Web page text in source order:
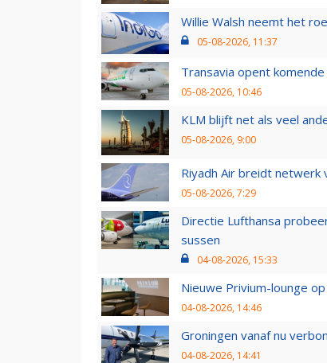
Willie Walsh neemt het
05-08-2026, 11:37
Transavia opent
05-08-2026, 10:46
KLM blijft net als veel
05-08-2026, 9:00
Riyadh Air breidt netwerk
05-08-2026, 7:29
Directie Lufthansa
sussen
04-08-2026, 15:33
Nieuwe Privium-lounge
04-08-2026, 14:46
Groningen vanaf nu
04-08-2026, 14:41